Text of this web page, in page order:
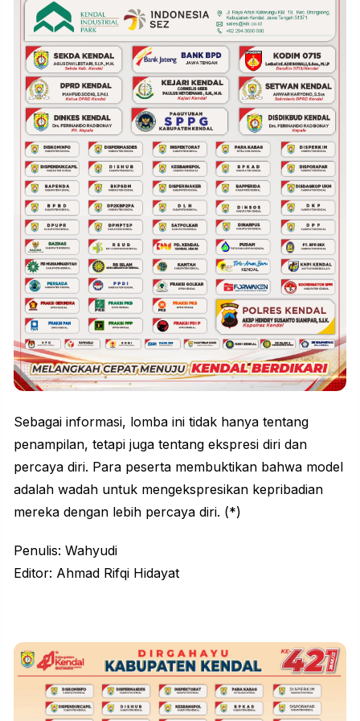
Sebagai informasi, lomba ini tidak hanya tentang
penampilan, tetapi juga tentang ekspresi diri dan
percaya diri. Para peserta membuktikan bahwa model
adalah wadah untuk mengekspresikan kepribadian
mereka dengan lebih percaya diri. (*)
Penulis: Wahyudi
Editor: Ahmad Rifqi Hidayat